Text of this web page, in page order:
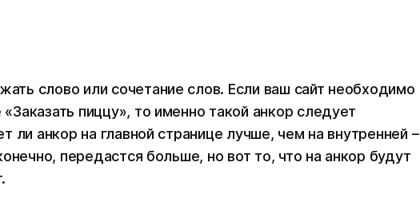
слово или сочетание слов. Если ваш сайт необходимо
пиццу», то именно такой анкор следует
ли анкор на главной странице лучше, чем на внутренней –
передастся больше, но вот то, что на анкор будут